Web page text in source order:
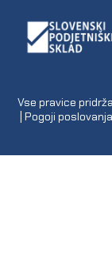
Vse pravice
Pogoji poslovanja